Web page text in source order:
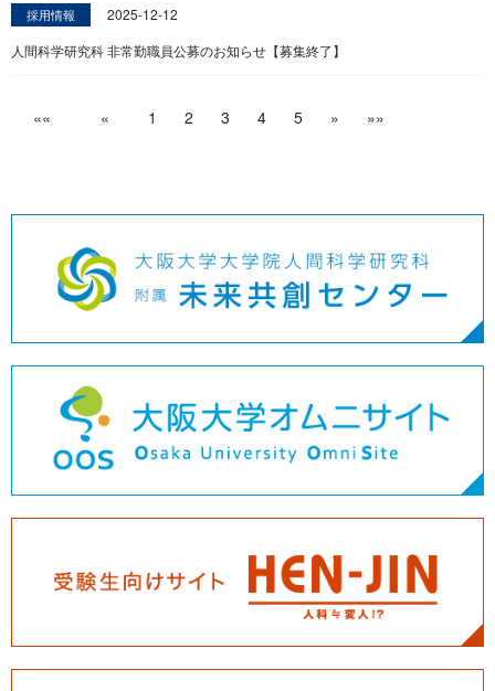
採用情報
2025-12-12
人間科学研究科 非常勤職員公募のお知らせ【募集終了】
«« « 1 2 3 4 5 » »»